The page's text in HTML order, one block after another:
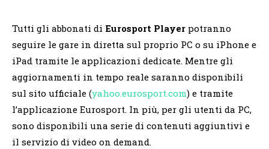
Tutti gli abbonati di Eurosport Player potranno
seguire le gare in diretta sul proprio PC o su iPhone e
iPad tramite le applicazioni dedicate. Mentre gli
aggiornamenti in tempo reale saranno disponibili
sul sito ufficiale (yahoo.eurosport.com) e tramite
l’applicazione Eurosport. In più, per gli utenti da PC,
sono disponibili una serie di contenuti aggiuntivi e
il servizio di video on demand.